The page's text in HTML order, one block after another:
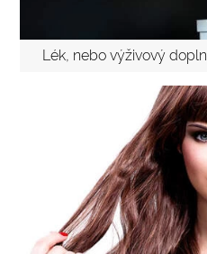
Lék, nebo výživový